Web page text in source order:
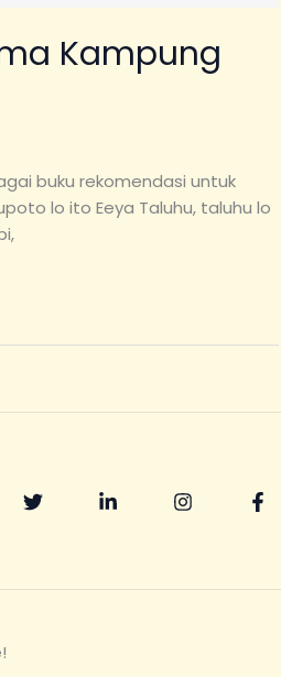
Kampung
buku rekomendasi untuk
lo ito Eeya Taluhu, taluhu lo